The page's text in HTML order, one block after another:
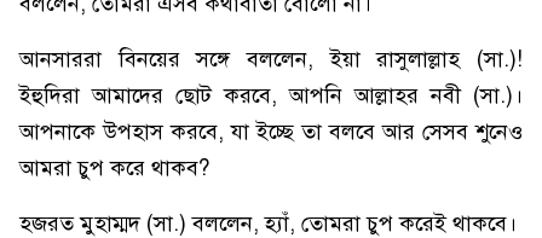
আনসাররা বিনয়ের সঙ্গে বললেন, ইয়া রাসুলাল্লাহ (সা.)!
ইহুদিরা আমাদের ছোট করবে, আপনি আল্লাহর নবী (সা.)।
আপনাকে উপহাস করবে, যা ইচ্ছে তা বলবে আর সেসব শুনেও
আমরা চুপ করে থাকব?
হজরত মুহাম্মদ (সা.) বললেন, হ্যাঁ, তোমরা চুপ করেই থাকবে।